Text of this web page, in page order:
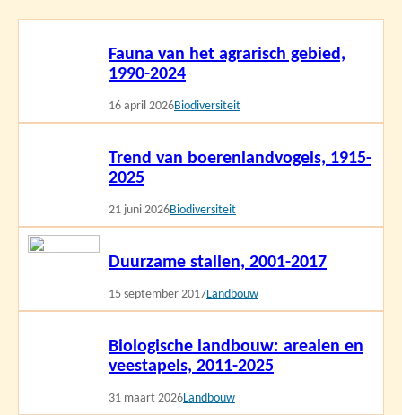
Fauna van het agrarisch gebied,
1990-2024
16 april 2026Biodiversiteit
Trend van boerenlandvogels, 1915-
2025
21 juni 2026Biodiversiteit
Duurzame stallen, 2001-2017
15 september 2017Landbouw
Lees
Biologische landbouw: arealen en
veestapels, 2011-2025
31 maart 2026Landbouw